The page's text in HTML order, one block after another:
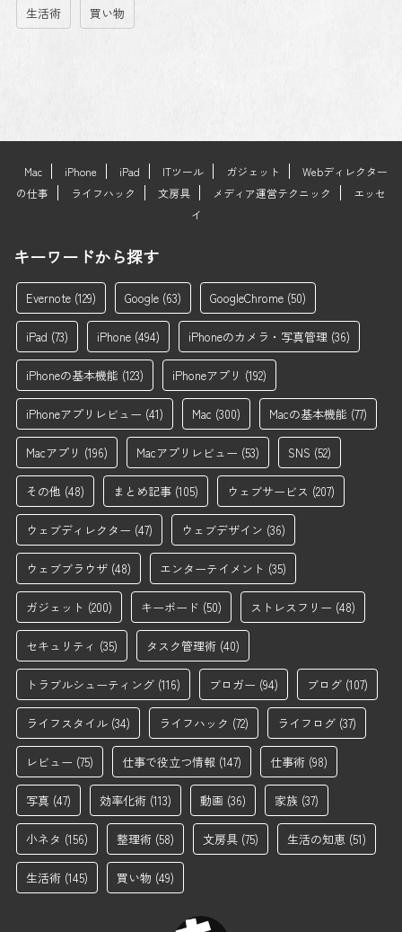
生活術 買い物
Mac iPhone iPad ITツール ガジェット
Webディレクター
の仕事
ライフハック 文房具 メディア運営テクニック
エッセ
イ
キーワードから探す
Evernote (129) Google (63) GoogleChrome (50)
iPad (73) iPhone (494) iPhoneのカメラ・写真管理 (36)
iPhoneの基本機能 (123) iPhoneアプリ (192)
iPhoneアプリレビュー (41) Mac (300) Macの基本機能 (77)
Macアプリ (196) Macアプリレビュー (53) SNS (52)
その他 (48) まとめ記事 (105) ウェブサービス (207)
ウェブディレクター (47) ウェブデザイン (36)
ウェブブラウザ (48) エンターテイメント (35)
ガジェット (200) キーボード (50) ストレスフリー (48)
セキュリティ (35) タスク管理術 (40)
トラブルシューティング (116) ブロガー (94) ブログ (107)
ライフスタイル (34) ライフハック (72) ライフログ (37)
レビュー (75) 仕事で役立つ情報 (147) 仕事術 (98)
写真 (47) 効率化術 (113) 動画 (36) 家族 (37)
小ネタ (156) 整理術 (58) 文房具 (75) 生活の知恵 (51)
生活術 (145) 買い物 (49)